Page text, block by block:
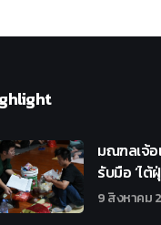
มณฑลเจ้อ
รับมือ ‘ไ
9 สิงหาคม